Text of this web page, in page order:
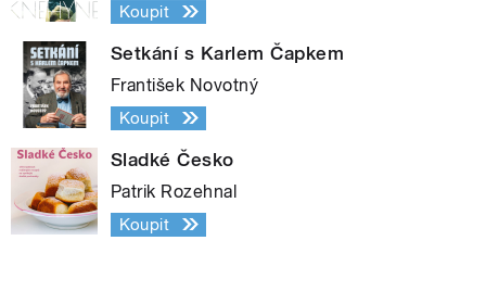
Koupit
Setkání s Karlem Čapkem
František Novotný
Koupit
Sladké Česko
Patrik Rozehnal
Koupit